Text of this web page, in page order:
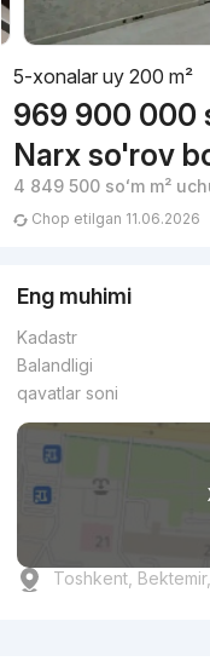
5-xonalar uy 200 m²
969 900 000
Narx so'rov
4 849 500 soʻmm²
Chop etilgan 11.06.2026
Eng muhimi
Kadastr
Balandligi
qavatlar soni
Toshkent, Bektemir,